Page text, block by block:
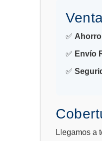
✅
✅ Envío
✅
Llegamos a